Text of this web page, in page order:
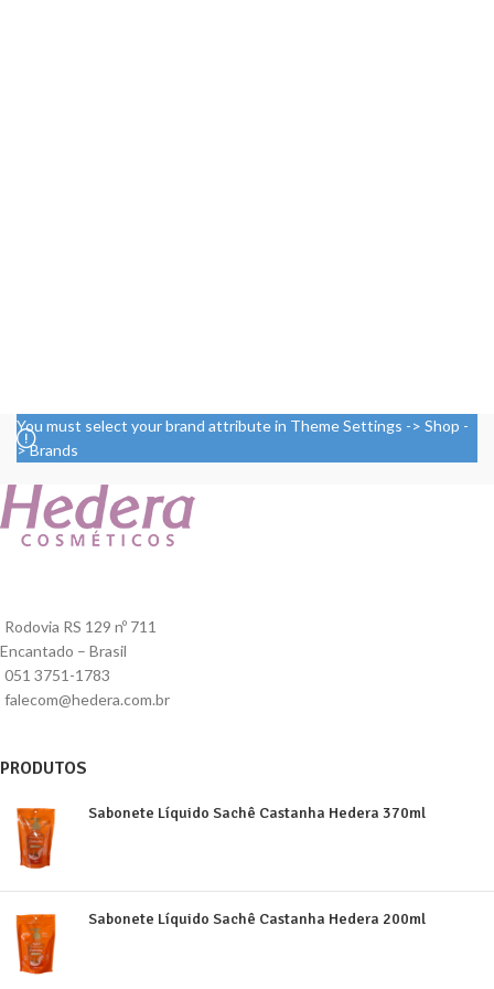
You must select your brand attribute in Theme Settings -> Shop -
> Brands
Rodovia RS 129 nº 711
Encantado – Brasil
051 3751-1783
falecom@hedera.com.br
PRODUTOS
Sabonete Líquido Sachê Castanha Hedera 370ml
Sabonete Líquido Sachê Castanha Hedera 200ml